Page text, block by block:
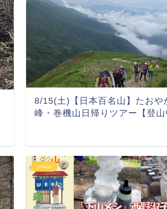
8/15(土)【日本百名山】たおや
峰・巻機山日帰りツアー【登山
pickup